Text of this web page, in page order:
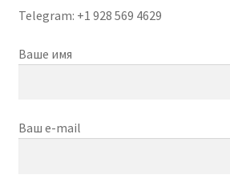
Партнерам
Telegram: +1 928 569 4629
Ваше имя
Ваш e-mail